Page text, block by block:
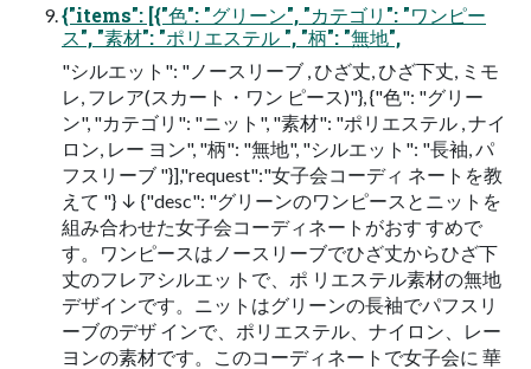
{"items": [{"色": "グリーン", "カテゴリ": "ワンピー
ス", "素材": "ポリエステル ", "柄": "無地",
"シルエット": "ノースリーブ , ひざ丈, ひざ下丈, ミモ
レ, フレア(スカート・ワン ピース)"}, {"色": "グリー
ン", "カテゴリ": "ニット", "素材": "ポリエステル , ナイ
ロン, レー ヨン", "柄": "無地", "シルエット": "長袖, パ
フスリーブ "}],"request":"女子会コーディ ネートを教
えて "} ↓ {"desc": "グリーンのワンピースとニットを
組み合わせた女子会コーディネートがおす すめで
す。ワンピースはノースリーブでひざ丈からひざ下
丈のフレアシルエットで、ポ リエステル素材の無地
デザインです。ニットはグリーンの長袖でパフスリ
ーブのデザ インで、ポリエステル、ナイロン、レー
ヨンの素材です。このコーディネートで女子会に 華